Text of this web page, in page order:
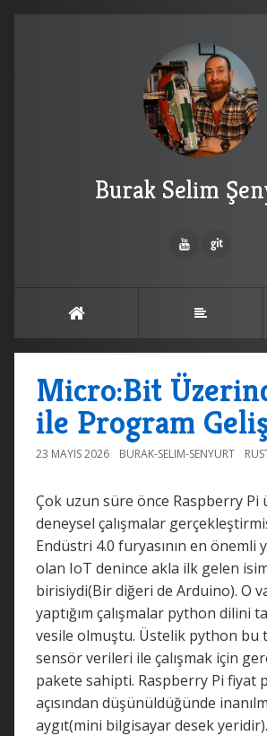
Burak Selim
Micro:Bit
ile Program
23 MAYIS 2026 BURAK-SELIM-SENYURT
Çok uzun süre önce Raspberry Pi
deneysel çalışmalar
Endüstri 4.0 furyasının en önemli
olan IoT denince akla ilk gelen
birisiydi(Bir diğeri de Arduino). O
yaptığım çalışmalar python dilini
vesile olmuştu. Üstelik python bu
sensör verileri ile çalışmak için
pakete sahipti. Raspberry Pi fiyat
açısından düşünüldüğünde
aygıt(mini bilgisayar desek